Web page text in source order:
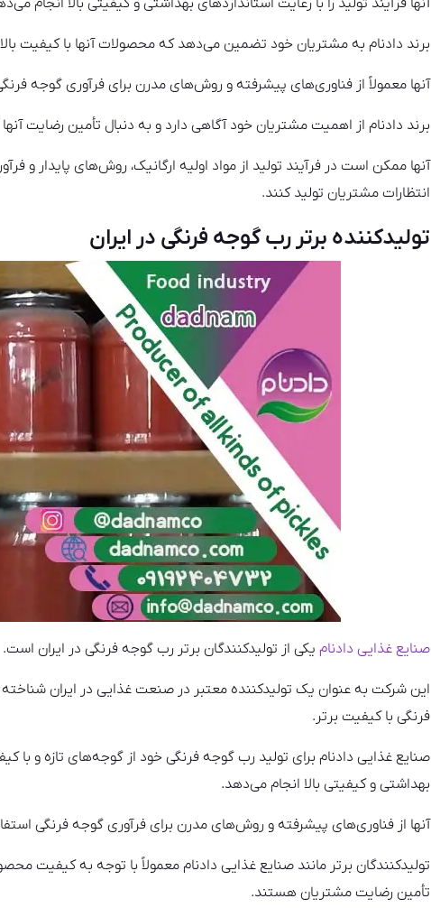
آنها فرآیند تولید را با رعایت استانداردهای بهداشتی و کیفیتی بالا
برند دادنام به مشتریان خود تضمین می‌دهد که محصولات آنها با کیفیت
آنها معمولاً از فناوری‌های پیشرفته و روش‌های مدرن برای فرآوری گوجه
برند دادنام از اهمیت مشتریان خود آگاهی دارد و به دنبال تأمین رضایت
آنها ممکن است در فرآیند تولید از مواد اولیه ارگانیک، روش‌های پایدار و
انتظارات مشتریان تولید کنند.
تولیدکننده برتر رب گوجه فرنگی در ایران
صنایع غذایی دادنام یکی از تولیدکنندگان برتر رب گوجه فرنگی در ایران است.
این شرکت به عنوان یک تولیدکننده معتبر در صنعت غذایی در ایران
فرنگی با کیفیت برتر.
صنایع غذایی دادنام برای تولید رب گوجه فرنگی خود از گوجه‌های تازه و با
بهداشتی و کیفیتی بالا انجام می‌دهد.
آنها از فناوری‌های پیشرفته و روش‌های مدرن برای فرآوری گوجه فرنگی
تولیدکنندگان برتر مانند صنایع غذایی دادنام معمولاً با توجه به کیفیت
تأمین رضایت مشتریان هستند.